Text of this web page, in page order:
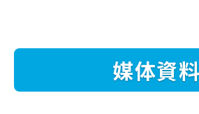
媒体資料